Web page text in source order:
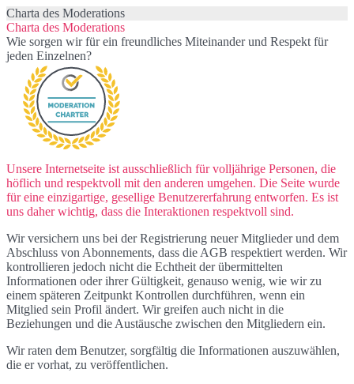
Charta des Moderations
Charta des Moderations
Wie sorgen wir für ein freundliches Miteinander und Respekt für
jeden Einzelnen?
Unsere Internetseite ist ausschließlich für volljährige Personen, die
höflich und respektvoll mit den anderen umgehen. Die Seite wurde
für eine einzigartige, gesellige Benutzererfahrung entworfen. Es ist
uns daher wichtig, dass die Interaktionen respektvoll sind.
Wir versichern uns bei der Registrierung neuer Mitglieder und dem
Abschluss von Abonnements, dass die AGB respektiert werden. Wir
kontrollieren jedoch nicht die Echtheit der übermittelten
Informationen oder ihrer Gültigkeit, genauso wenig, wie wir zu
einem späteren Zeitpunkt Kontrollen durchführen, wenn ein
Mitglied sein Profil ändert. Wir greifen auch nicht in die
Beziehungen und die Austäusche zwischen den Mitgliedern ein.
Wir raten dem Benutzer, sorgfältig die Informationen auszuwählen,
die er vorhat, zu veröffentlichen.